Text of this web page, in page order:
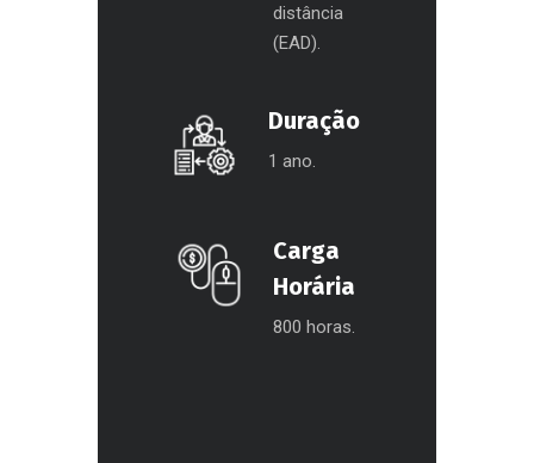
distância
(EAD).
Duração
1 ano.
Carga
Horária
800 horas.